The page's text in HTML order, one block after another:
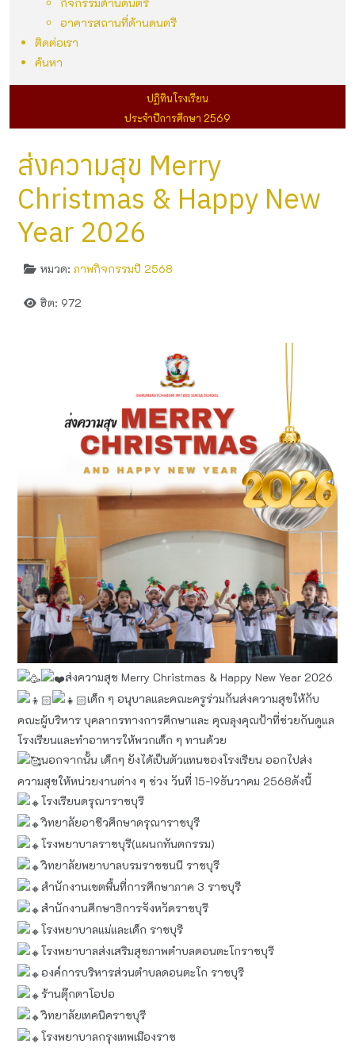
อาคารสถานที่ด้านดนตรี
ติดต่อเรา
ค้นหา
ปฏิทินโรงเรียน
ประจำปีการศึกษา 2569
ส่งความสุข Merry​
Christmas & Happy​ New
Year​ 2026
หมวด: ภาพกิจกรรมปี 2568
ฮิต: 972
ส่งความสุข Merry​ Christmas & Happy​ New Year​ 2026
เด็ก ๆ อนุบาล​และคณะครูร่วมกันส่งความสุขให้กับ
คณะผู้บริหาร​ บุคลากรทาง​การศึกษา​และ คุณลุงคุณป้าที่ช่วยกันดูแล
โรงเรียน​และทำอาหารให้พวกเด็ก ๆ ทานด้วย
นอกจากนั้น เด็กๆ ยังได้เป็นตัวแทนของโรงเรีย​น ออกไปส่ง
ความสุขให้หน่วยงานต่าง ๆ ช่วง วันที่ 15-​19ธันวาคม​ 2568ดังนี้
โรงเรียน​ดรุณาราชบุรี
วิทยาลัยอาชีวศึกษา​ดรุณาราชบุรี​
โรงพยาบาล​ราชบุรี​(แผนกทันตกรรม)
วิทยาลัย​พยาบาล​บรมราชชนนี ราชบุรี
สำนักงาน​เขตพื้นที่​การศึกษา​ภาค 3 ราชบุรี
สำนักงานศึกษาธิการ​จังหวัด​ราชบุรี
โรงพยาบาล​แม่และเด็ก ราชบุรี
โรงพยาบาลส่งเสริมสุขภาพ​ตำบล​ดอน​ตะโก​ราชบุรี
องค์การ​บริหาร​ส่วนตำบล​ดอน​ตะโก​ ราชบุรี​
ร้านตุ๊กตา​โอปอ
วิทยา​ลัยเทคนิค​ราชบุรี
โรงพยาบาลกรุงเทพเมืองราช